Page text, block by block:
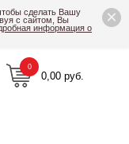
×
сделать Вашу
с сайтом, Вы
информация о
0,00 руб.
0